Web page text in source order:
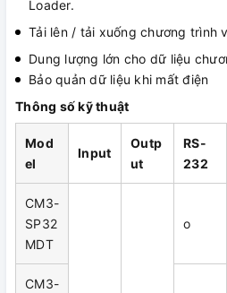
Loader.
Tải lên / tải xuống chương trình
Dung lượng lớn cho dữ liệu
Bảo quản dữ liệu khi mất điện
Thông số kỹ thuật
Mod
el
Input
Outp
ut
RS-
232
CM3-
SP32
MDT
o
CM3-